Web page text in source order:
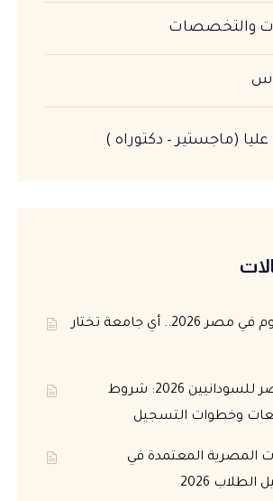
والتخصصات
(ماجستير – دكتوراه )
أفضل كلية علوم في مصر 2026.. أي جامعة تختار
الدراسة في مصر للسودانيين 2026: شروط
وخطوات التسجيل
المصرية المعتمدة في
2026